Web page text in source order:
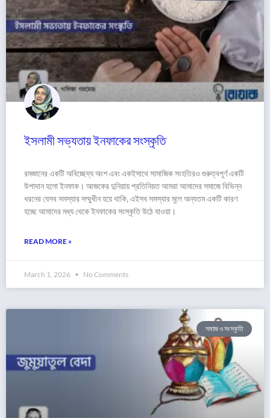
ইসলামী সভ্যতায় ইনফাকের সংস্কৃতি
রমজানের একটি অবিচ্ছেদ্য অংশ এবং একইসাথে সামাজিক সংহতিরও গুরুত্বপূর্ণ একটি
উপাদান হলো ইনফাক। আজকের দুনিয়ায় প্রতিনিয়ত আমরা আমাদের সমাজে বিভিন্ন
ধরনের যেসব সমস্যার সম্মুখীন হয়ে থাকি, এইসব সমস্যার মূলে অন্যতম একটি কারণ
হচ্ছে আমাদের মধ্য থেকে ইনফাকের সংস্কৃতি উঠে যাওয়া।
READ MORE »
March 1, 2026 No Comments
সমাজ ও সংস্কৃতি